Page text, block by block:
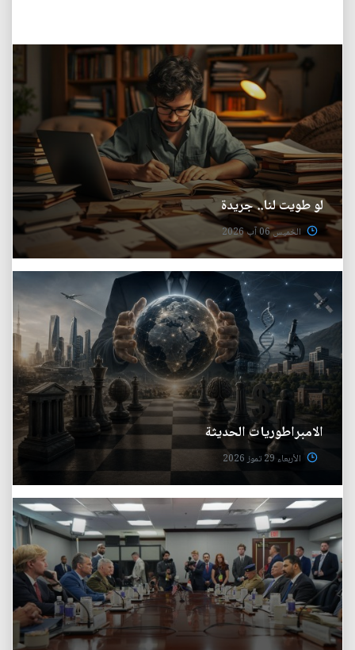
لو طويت لنا.. جريدة
الخميس 06 آب 2026
الامبراطوريات الحديثة
الأربعاء 29 تموز 2026